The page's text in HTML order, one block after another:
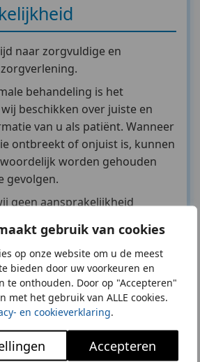
gebruik van cookies
op onze website om u de meest
bieden door uw voorkeuren en
te onthouden. Door op "Accepteren"
met het gebruik van ALLE cookies.
en cookieverklaring.
Accepteren
naar zorgvuldige en
behandeling is het
beschikken over juiste en
van u als patiënt. Wanneer
ontbreekt of onjuist is, kunnen
worden gehouden
gevolgen.
geen aansprakelijkheid
opgevolgd of wanneer
zonder overleg voortijdig
is in alle gevallen
door onze
wordt